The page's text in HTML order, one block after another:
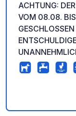
ACHTUNG:
VOM 08.08.
Standort für
bieten
Länge) sowie
und Toiletten.